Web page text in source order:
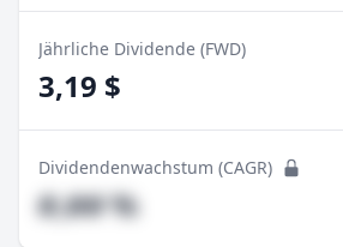
Jährliche Dividende (FWD)
3,19 $
Dividendenwachstum (CAGR)
#,## %